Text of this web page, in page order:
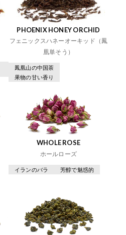
PHOENIX HONEY ORCHID
フェニックスハネーオーキッド（鳳
凰単そう）
鳳凰山の中国茶
果物の甘い香り
WHOLE ROSE
ホールローズ
イランのバラ 芳醇で魅惑的